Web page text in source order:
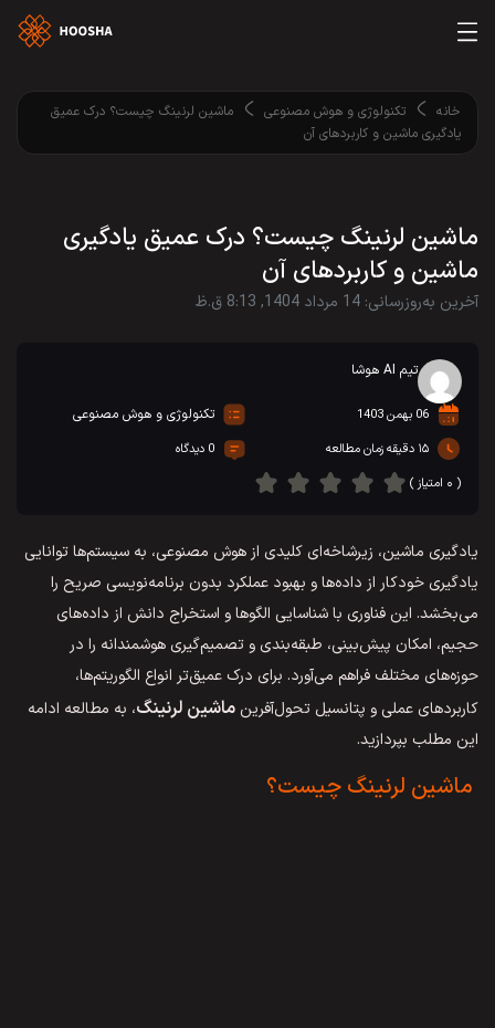
خانه تکنولوژی و هوش مصنوعی
ماشین لرنینگ چیست؟ درک عمیق
یادگیری ماشین و کاربردهای آن
ماشین لرنینگ چیست؟ درک عمیق یادگیری
ماشین و کاربردهای آن
آخرین به‌روزرسانی: 14 مرداد 1404, 8:13 ق.ظ
تیم AI هوشا
06 بهمن 1403 تکنولوژی و هوش مصنوعی
۱۵ دقیقه زمان مطالعه
0 دیدگاه
( ۰ امتیاز )
یادگیری ماشین، زیرشاخه‌ای کلیدی از هوش مصنوعی، به سیستم‌ها توانایی
یادگیری خودکار از داده‌ها و بهبود عملکرد بدون برنامه‌نویسی صریح را
می‌بخشد. این فناوری با شناسایی الگوها و استخراج دانش از داده‌های
حجیم، امکان پیش‌بینی، طبقه‌بندی و تصمیم‌گیری هوشمندانه را در
حوزه‌های مختلف فراهم می‌آورد. برای درک عمیق‌تر انواع الگوریتم‌ها،
کاربردهای عملی و پتانسیل تحول‌آفرین ماشین لرنینگ، به مطالعه ادامه
این مطلب بپردازید.
ماشین لرنینگ چیست؟